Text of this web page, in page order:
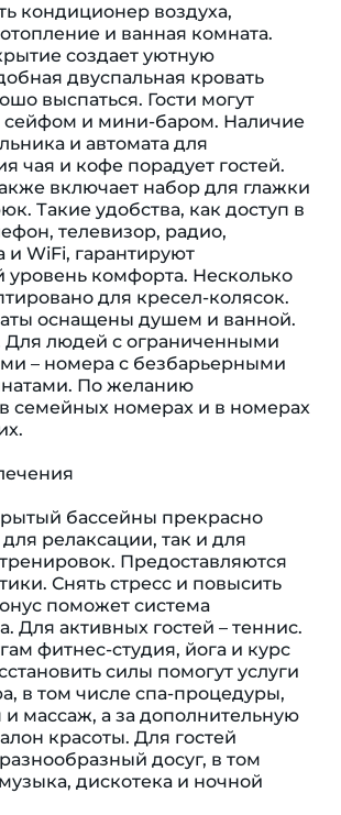
кондиционер воздуха,
и ванная комната.
создает уютную
двуспальная кровать
выспаться. Гости могут
сейфом и мини-баром. Наличие
и автомата для
чая и кофе порадует гостей.
включает набор для глажки
Такие удобства, как доступ в
телевизор, радио,
и WiFi, гарантируют
комфорта. Несколько
для кресел-колясок.
оснащены душем и ванной.
Для людей с ограниченными
– номера с безбарьерными
По желанию
семейных номерах и в номерах
бассейны прекрасно
релаксации, так и для
Предоставляются
Снять стресс и повысить
поможет система
Для активных гостей – теннис.
фитнес-студия, йога и курс
силы помогут услуги
в том числе спа-процедуры,
и массаж, а за дополнительную
красоты. Для гостей
досуг, в том
дискотека и ночной